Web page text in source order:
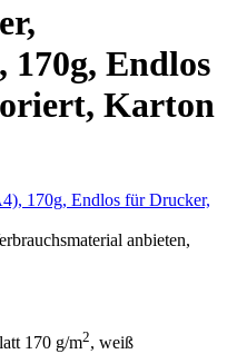
170g, Endlos
Karton
anbieten,
170 g/m2, weiß